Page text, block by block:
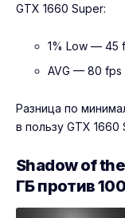
GTX 1660 Super:
1% Low — 45
AVG — 80 fps
Разница по
в пользу GTX 1660
Shadow of
ГБ против